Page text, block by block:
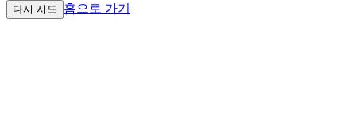
다시 시도 홈으로 가기